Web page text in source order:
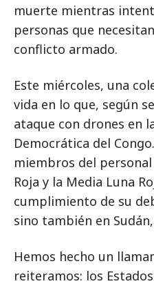
muerte mientras
personas que
conflicto armado.
Este miércoles, una
vida en lo que, según
ataque con drones en
Democrática del
miembros del
Roja y la Media Luna
cumplimiento de su
sino también en
Hemos hecho un
reiteramos: los